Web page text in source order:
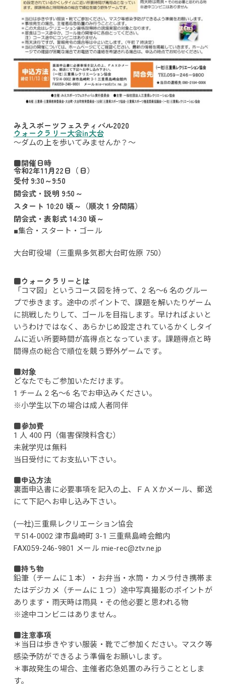
みえスポーツフェスティバル2020
ウォークラリー大会in大台
～ダムの上を歩いてみませんか？～
■開催日時
令和2年11月22日（日）
受付 9:30～9:50
開会式・説明 9:50～
スタート 10:20 頃～（順次 1 分間隔）
閉会式・表彰式 14:30 頃～
■集合・スタート・ゴール
大台町役場（三重県多気郡大台町佐原 750）
■ウォークラリーとは
「コマ図」というコース図を持って、2 名～6 名のグルー
プで歩きます。途中のポイントで、課題を解いたりゲーム
に挑戦したりして、ゴールを目指します。早ければよいと
いうわけではなく、あらかじめ設定されているかくしタイ
ムに近い所要時間が高得点となっています。課題得点と時
間得点の総合で順位を競う野外ゲームです。
■対象
どなたでもご参加いただけます。
1 チーム 2 名～6 名でお申込みください。
※小学生以下の場合は成人者同伴
■参加費
1 人 400 円（傷害保険料含む）
未就学児は無料
当日受付にてお支払い下さい。
■申込方法
裏面申込書に必要事項を記入の上、ＦＡＸかメール、郵送
にて下記へお申し込み下さい。
(一社)三重県レクリエーション協会
〒514-0002 津市島崎町 3-1 三重県島崎会館内
FAX059-246-9801 メール mie-rec@ztv.ne.jp
■持ち物
鉛筆（チームに１本）・お弁当・水筒・カメラ付き携帯ま
たはデジカメ（チームに１つ）途中写真撮影のポイントが
あります・雨天時は雨具・その他必要と思われる物
※途中コンビニはありません。
■注意事項
＊当日は歩きやすい服装・靴でご参加ください。マスク等
感染予防ができるよう準備をお願いします。
＊事故発生の場合、主催者応急処置のみ行うこととしま
す。